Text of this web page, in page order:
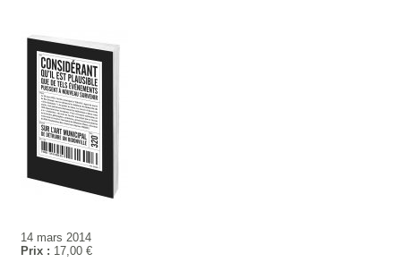
14 mars 2014
Prix : 17,00 €